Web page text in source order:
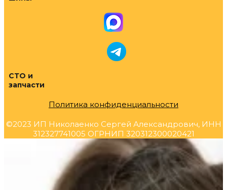
СТО и
запчасти
Политика конфиденциальности
©2023 ИП Николаенко Сергей Александрович, ИНН
312327741005 ОГРНИП 320312300020421